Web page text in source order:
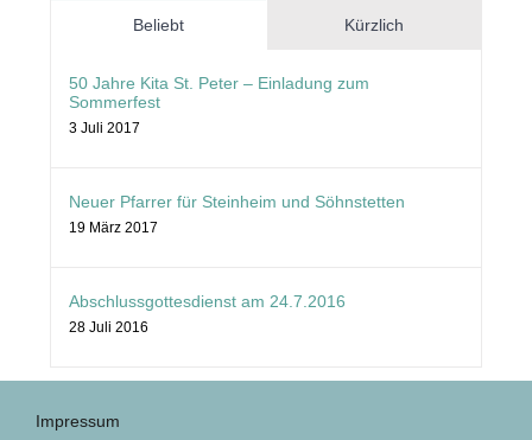
Beliebt Kürzlich
50 Jahre Kita St. Peter – Einladung zum
Sommerfest
3 Juli 2017
Neuer Pfarrer für Steinheim und Söhnstetten
19 März 2017
Abschlussgottesdienst am 24.7.2016
28 Juli 2016
Impressum